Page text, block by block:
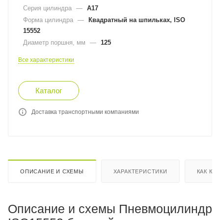
Серия цилиндра — A17
Форма цилиндра — Квадратный на шпильках, ISO
15552
Диаметр поршня, мм
— 125
Все характеристики
Каталог
Доставка транспортными компаниями
ОПИСАНИЕ И СХЕМЫ ХАРАКТЕРИСТИКИ КАК
Описание и схемы Пневмоцилиндр